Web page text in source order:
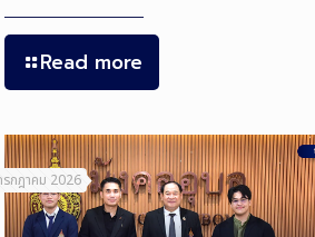
Read more
รกฎาคม 2026